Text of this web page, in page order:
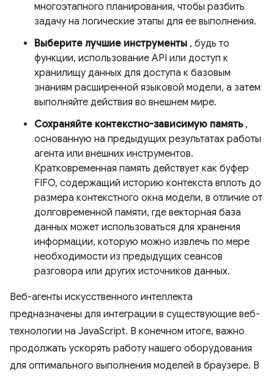
многоэтапного планирования, чтобы разбить
задачу на логические этапы для ее выполнения.
Выберите лучшие инструменты , будь то
функции, использование API или доступ к
хранилищу данных для доступа к базовым
знаниям расширенной языковой модели, а затем
выполняйте действия во внешнем мире.
Сохраняйте контекстно-зависимую память,
основанную на предыдущих результатах работы
агента или внешних инструментов.
Кратковременная память действует как буфер
FIFO, содержащий историю контекста вплоть до
размера контекстного окна модели, в отличие от
долговременной памяти, где векторная база
данных может использоваться для хранения
информации, которую можно извлечь по мере
необходимости из предыдущих сеансов
разговора или других источников данных.
Веб-агенты искусственного интеллекта
предназначены для интеграции в существующие веб-
технологии на JavaScript. В конечном итоге, важно
продолжать ускорять работу нашего оборудования
для оптимального выполнения моделей в браузере. В